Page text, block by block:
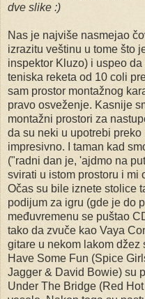
dve slike :)
Nas je najviše nasmejao
izrazitu veštinu u tome što
inspektor Kluzo) i uspeo
teniska reketa od 10 coli
sam prostor montažnog
pravo osveženje. Kasnije
montažni prostori za
da su neki u upotrebi
impresivno. I taman kad
("radni dan je, 'ajdmo na
svirati u istom prostoru i mi
Očas su bile iznete stolice
podijum za igru (gde je do
međuvremenu se puštao
tako da zvuče kao Vaya
gitare u nekom lakom džez
Have Some Fun (Spice
Jagger & David Bowie) su
Under The Bridge (Red